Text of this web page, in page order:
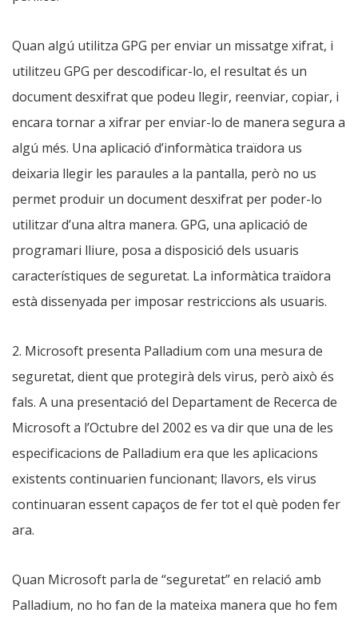
Quan algú utilitza GPG per enviar un missatge xifrat, i
utilitzeu GPG per descodificar-lo, el resultat és un
document desxifrat que podeu llegir, reenviar, copiar, i
encara tornar a xifrar per enviar-lo de manera segura a
algú més. Una aplicació d’informàtica traïdora us
deixaria llegir les paraules a la pantalla, però no us
permet produir un document desxifrat per poder-lo
utilitzar d’una altra manera. GPG, una aplicació de
programari lliure, posa a disposició dels usuaris
característiques de seguretat. La informàtica traïdora
està dissenyada per imposar restriccions als usuaris.
2. Microsoft presenta Palladium com una mesura de
seguretat, dient que protegirà dels virus, però això és
fals. A una presentació del Departament de Recerca de
Microsoft a l’Octubre del 2002 es va dir que una de les
especificacions de Palladium era que les aplicacions
existents continuarien funcionant; llavors, els virus
continuaran essent capaços de fer tot el què poden fer
ara.
Quan Microsoft parla de “seguretat” en relació amb
Palladium, no ho fan de la mateixa manera que ho fem